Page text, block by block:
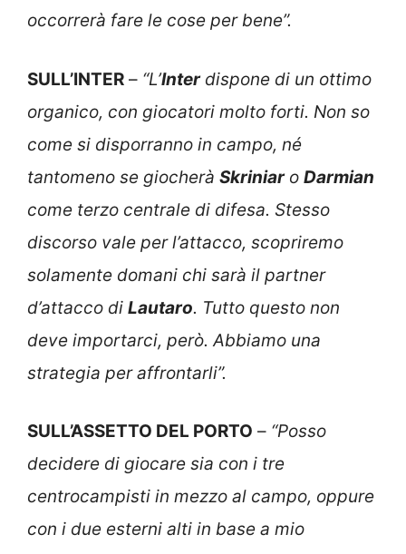
occorrerà fare le cose per bene”.
SULL’INTER – “L’Interdispone di un ottimo
organico, con giocatori molto forti. Non so
come si disporranno in campo, né
tantomeno se giocherà Skriniaro Darmian
come terzo centrale di difesa. Stesso
discorso vale per l’attacco, scopriremo
solamente domani chi sarà il partner
d’attacco di Lautaro. Tutto questo non
deve importarci, però. Abbiamo una
strategia per affrontarli”.
SULL’ASSETTO DEL PORTO – “Posso
decidere di giocare sia con i tre
centrocampisti in mezzo al campo, oppure
con i due esterni alti in base a mio